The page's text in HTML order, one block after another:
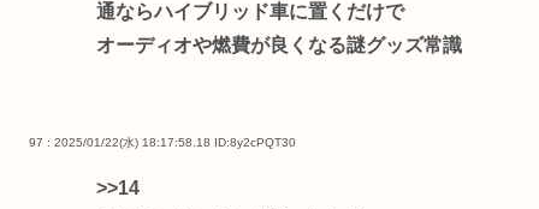
通ならハイブリッド車に置くだけで
オーディオや燃費が良くなる謎グッズ常識
97 : 2025/01/22(水) 18:17:58.18 ID:8y2cPQT30
>>14